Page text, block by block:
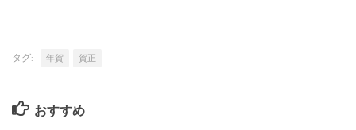
タグ: 年賀 賀正
おすすめ